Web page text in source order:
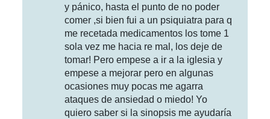
y pánico, hasta el punto de no poder
comer ,si bien fui a un psiquiatra para q
me recetada medicamentos los tome 1
sola vez me hacia re mal, los deje de
tomar! Pero empese a ir a la iglesia y
empese a mejorar pero en algunas
ocasiones muy pocas me agarra
ataques de ansiedad o miedo! Yo
quiero saber si la sinopsis me ayudaría